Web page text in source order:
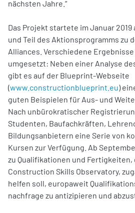
nächsten Jahre.“
Das Projekt startete im Januar
und Teil des Aktionsprogramms zu
Alliances. Verschiedene
umgesetzt: Neben einer Analyse
gibt es auf der Blueprint-Webseite
(www.constructionblueprint.eu)
guten Beispielen für Aus- und
Nach unbürokratischer
Studenten, Baufachkräften,
Bildungsanbietern eine Serie von
Kursen zur Verfügung. Ab
zu Qualifikationen und Fertigkeiten,
Construction Skills Observatory,
helfen soll, europaweit
nachfrage zu antizipieren und